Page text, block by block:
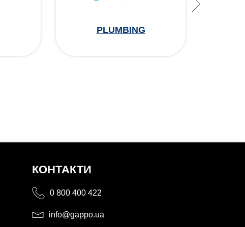
PLUMBING
КОНТАКТИ
0 800 400 422
info@gappo.ua